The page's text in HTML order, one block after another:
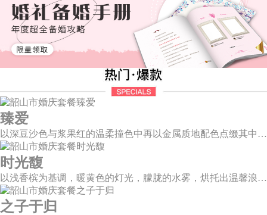
臻爱
以深豆沙色与浆果红的温柔撞色中再以金属质地配色点缀其中，张弛之中打造一个柔和且独立的婚礼空间。别致质感而又不失浪漫温情，拉开了如电影唯美诗意的篇章。
时光馥
以浅香槟为基调，暖黄色的灯光，朦胧的水雾，烘托出温馨浪漫的唯美场景，干净的大型道具布搭配白色香槟色的花艺，让新人和来宾们都能陶醉在幸福梦幻的氛围中。
之子于归